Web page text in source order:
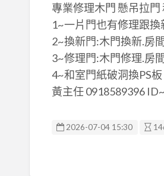
專業修理木門 懸吊拉門
1~一片門也有修理跟
2~換新門:木門換新.房
3~修理門:木門修理.房
4~和室門紙破洞換PS板
黃主任 0918589396
2026-07-04 15:30